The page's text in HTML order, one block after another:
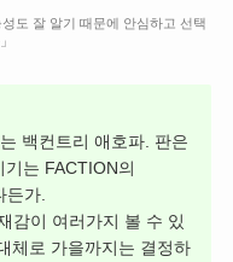
도 잘 알기 때문에 안심하고 선택
백컨트리 애호파. 판은
기는 FACTION의
가.
감이 여러가지 볼 수 있
체로 가을까지는 결정하